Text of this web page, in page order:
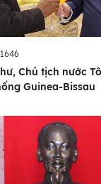
Chủ tịch nước
Guinea-Bissau